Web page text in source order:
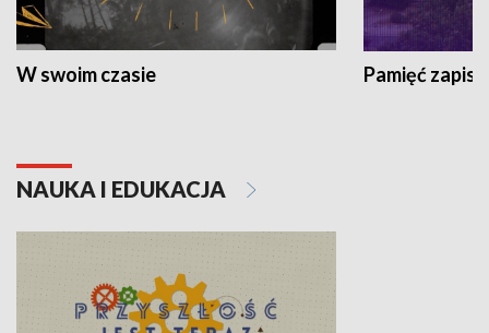
W swoim czasie Pamięć
NAUKA I EDUKACJA